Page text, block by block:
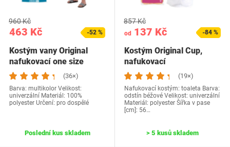
463 Kč
960 Kč
-52 %
Kostým vany Original
nafukovací one size
(36×)
Barva: multikolor Velikost:
univerzální Materiál: 100%
polyester Určení: pro dospělé
Poslední kus skladem
od 137 Kč
857 Kč
-84 %
Kostým Original Cup,
nafukovací
(19×)
Nafukovací kostým: toaleta Barva:
odstín béžové Velikost: univerzální
Materiál: polyester Šířka v pase
[cm]: 56…
> 5 kusů skladem